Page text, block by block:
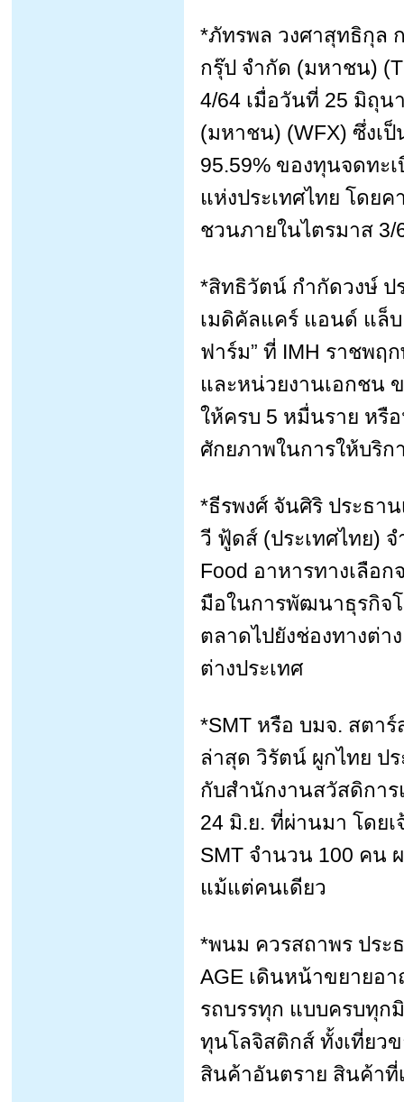
*ภัทรพล วงศาสุทธิกุล
กรุ๊ป จำกัด (มหาชน)
4/64 เมื่อวันที่ 25 มิถุ
(มหาชน) (WFX) ซึ่งเ
95.59% ของทุนจดทะ
แห่งประเทศไทย โดย
ชวนภายในไตรมาส 3/
*สิทธิวัตน์ กำกัดวงษ์ ป
เมดิคัลแคร์ แอนด์ แล็
ฟาร์ม” ที่ IMH ราชพฤ
และหน่วยงานเอกชน
ให้ครบ 5 หมื่นราย หรื
ศักยภาพในการให้บริ
*ธีรพงศ์ จันศิริ ประธา
วี ฟู้ดส์ (ประเทศไทย)
Food อาหารทางเลือ
มือในการพัฒนาธุรกิจ
ตลาดไปยังช่องทางต่า
ต่างประเทศ
*SMT หรือ บมจ. สตา
ล่าสุด วิรัตน์ ผูกไทย ป
กับสำนักงานสวัสดิกา
24 มิ.ย. ที่ผ่านมา โดย
SMT จำนวน 100 คน
แม้แต่คนเดียว
*พนม ควรสถาพร ประ
AGE เดินหน้าขยายอ
รถบรรทุก แบบครบทุก
ทุนโลจิสติกส์ ทั้งเที่ยว
สินค้าอันตราย สินค้าที่